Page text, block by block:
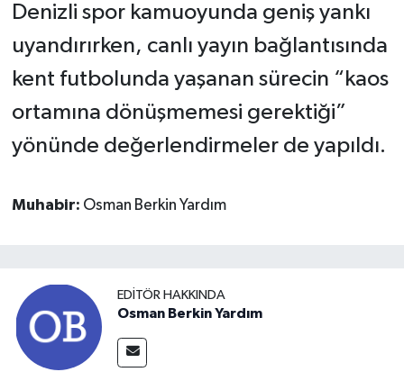
Denizli spor kamuoyunda geniş yankı
uyandırırken, canlı yayın bağlantısında
kent futbolunda yaşanan sürecin “kaos
ortamına dönüşmemesi gerektiği”
yönünde değerlendirmeler de yapıldı.
Muhabir: Osman Berkin Yardım
EDITÖR HAKKINDA
Osman Berkin Yardım